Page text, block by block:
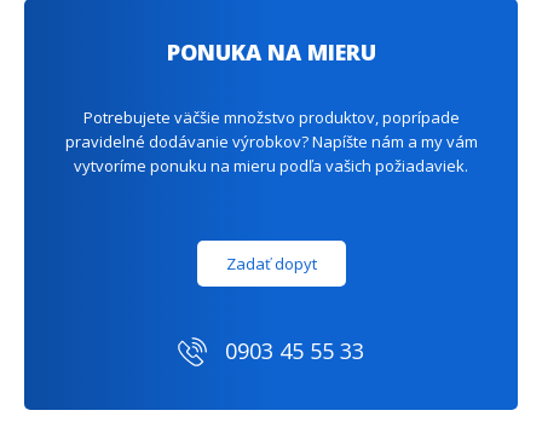
PONUKA NA MIERU
Potrebujete väčšie množstvo produktov, poprípade
pravidelné dodávanie výrobkov? Napíšte nám a my vám
vytvoríme ponuku na mieru podľa vašich požiadaviek.
Zadať dopyt
0903 45 55 33